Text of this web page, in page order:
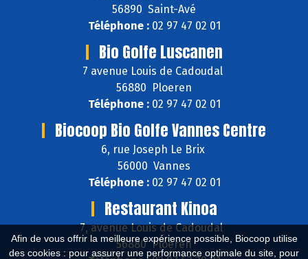
Afin de vous offrir la meilleure expérience possible, Biocoop utilise
des cookies : pour assurer une performance optimale du site, pour
56890 Saint-Avé
Téléphone :02 97 47 02 01
Bio Golfe Luscanen
7 avenue Louis de Cadoudal
56880 Ploeren
Téléphone :02 97 47 02 01
Biocoop Bio Golfe Vannes Centre
6, rue Joseph Le Brix
56000 Vannes
Téléphone :02 97 47 02 01
Restaurant Kinoa
7, avenue Louis de Cadoudal
56880 Ploeren